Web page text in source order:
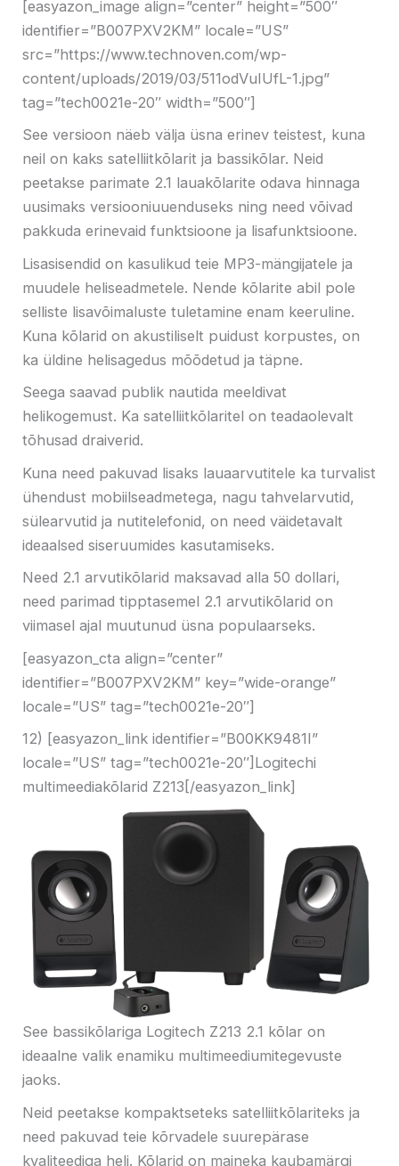
[easyazon_image align=”center” height=”500″
identifier=”B007PXV2KM” locale=”US”
src=”https://www.technoven.com/wp-
content/uploads/2019/03/511odVuIUfL-1.jpg”
tag=”tech0021e-20″ width=”500″]
See versioon näeb välja üsna erinev teistest, kuna
neil on kaks satelliitkõlarit ja bassikõlar. Neid
peetakse parimate 2.1 lauakõlarite odava hinnaga
uusimaks versiooniuuenduseks ning need võivad
pakkuda erinevaid funktsioone ja lisafunktsioone.
Lisasisendid on kasulikud teie MP3-mängijatele ja
muudele heliseadmetele. Nende kõlarite abil pole
selliste lisavõimaluste tuletamine enam keeruline.
Kuna kõlarid on akustiliselt puidust korpustes, on
ka üldine helisagedus mõõdetud ja täpne.
Seega saavad publik nautida meeldivat
helikogemust. Ka satelliitkõlaritel on teadaolevalt
tõhusad draiverid.
Kuna need pakuvad lisaks lauaarvutitele ka turvalist
ühendust mobiilseadmetega, nagu tahvelarvutid,
sülearvutid ja nutitelefonid, on need väidetavalt
ideaalsed siseruumides kasutamiseks.
Need 2.1 arvutikõlarid maksavad alla 50 dollari,
need parimad tipptasemel 2.1 arvutikõlarid on
viimasel ajal muutunud üsna populaarseks.
[easyazon_cta align=”center”
identifier=”B007PXV2KM” key=”wide-orange”
locale=”US” tag=”tech0021e-20″]
12) [easyazon_link identifier=”B00KK9481I”
locale=”US” tag=”tech0021e-20″]Logitechi
multimeediakõlarid Z213[/easyazon_link]
See bassikõlariga Logitech Z213 2.1 kõlar on
ideaalne valik enamiku multimeediumitegevuste
jaoks.
Neid peetakse kompaktseteks satelliitkõlariteks ja
need pakuvad teie kõrvadele suurepärase
kvaliteediga heli. Kõlarid on maineka kaubamärgi